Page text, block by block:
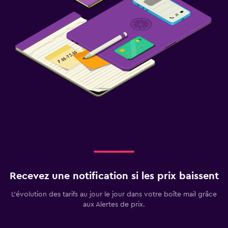
Recevez une notification si les prix baissent
L’évolution des tarifs au jour le jour dans votre boîte mail grâce
aux Alertes de prix.